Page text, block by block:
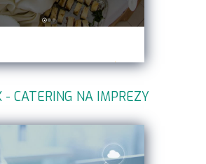
- CATERING NA IMPREZY